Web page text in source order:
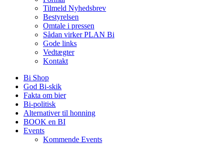
Tilmeld Nyhedsbrev
Bestyrelsen
Omtale i pressen
Sådan virker PLAN Bi
Gode links
Vedtægter
Kontakt
Bi Shop
God Bi-skik
Fakta om bier
Bi-politisk
Alternativer til honning
BOOK en BI
Events
Kommende Events